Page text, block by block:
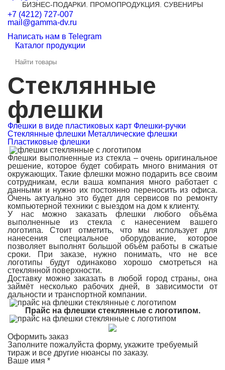
БИЗНЕС-ПОДАРКИ. ПРОМОПРОДУКЦИЯ. СУВЕНИРЫ
+7 (4212) 727-007
mail@gamma-dv.ru
Написать нам в Telegram
Каталог продукции
Стеклянные
флешки
Флешки в виде пластиковых карт Флешки-ручки
Стеклянные флешки Металлические флешки
Пластиковые флешки
Флешки выполненные из стекла – очень оригинальное
решение, которое будет собирать много внимания от
окружающих. Такие флешки можно подарить все своим
сотрудникам, если ваша компания много работает с
данными и нужно их постоянно переносить из офиса.
Очень актуально это будет для сервисов по ремонту
компьютерной техники с выездом на дом к клиенту.
У нас можно заказать флешки любого объёма
выполненные из стекла с нанесением вашего
логотипа. Стоит отметить, что мы использует для
нанесения специальное оборудование, которое
позволяет выполнят большой объём работы в сжатые
сроки. При заказе, нужно понимать, что не все
логотипы будут одинаково хорошо смотреться на
стеклянной поверхности.
Доставку можно заказать в любой город страны, она
займёт несколько рабочих дней, в зависимости от
дальности и транспортной компании.
Прайс на флешки стеклянные с логотипом.
Оформить заказ
Заполните пожалуйста форму, укажите требуемый
тираж и все другие нюансы по заказу.
Ваше имя *